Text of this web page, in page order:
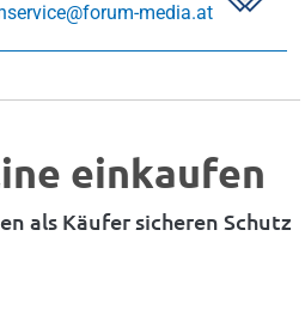
media.at
einkaufen
als Käufer sicheren Schutz